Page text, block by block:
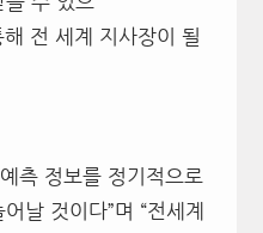
전 세계 지사장이 될
측 정보를 정기적으로
날 것이다”며 “전세계